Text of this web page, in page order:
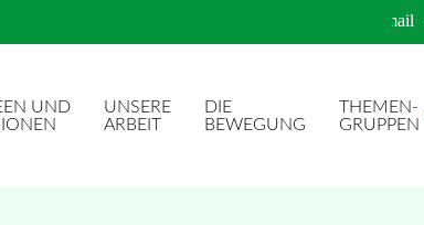
email
UND
UNSERE
ARBEIT
DIE
BEWEGUNG
THEMEN-
GRUPPEN